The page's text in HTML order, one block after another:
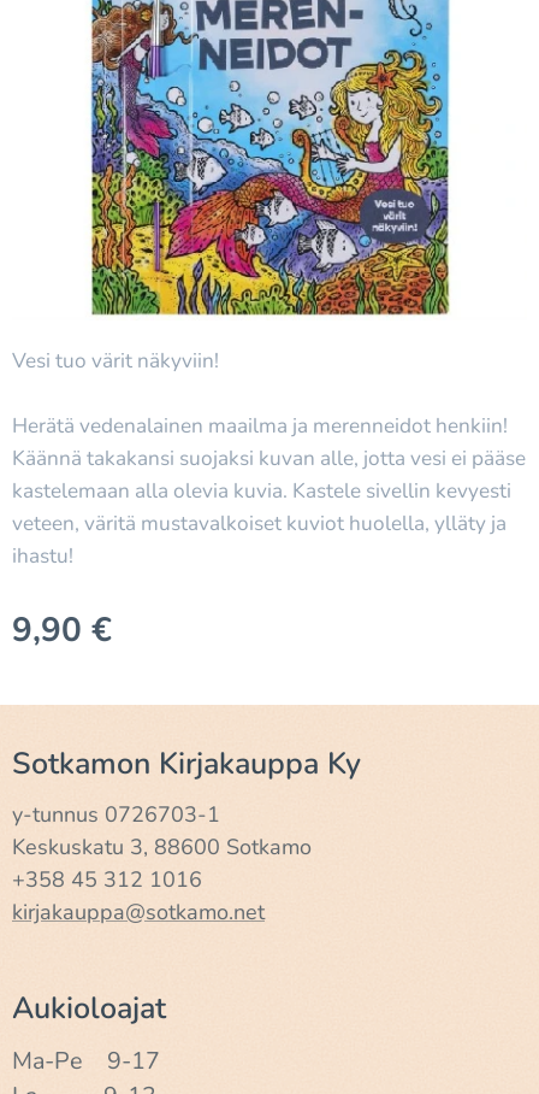
Vesi tuo värit näkyviin!
Herätä vedenalainen maailma ja merenneidot henkiin!
Käännä takakansi suojaksi kuvan alle, jotta vesi ei pääse
kastelemaan alla olevia kuvia. Kastele sivellin kevyesti
veteen, väritä mustavalkoiset kuviot huolella, ylläty ja
ihastu!
9,90 €
Sotkamon Kirjakauppa Ky
y-tunnus 0726703-1
Keskuskatu 3, 88600 Sotkamo
+358 45 312 1016
kirjakauppa@sotkamo.net
Aukioloajat
Ma-Pe 9-17